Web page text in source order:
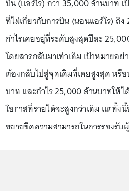
บิน (แอร์โร) กว่า 35,000 ล้านบาท
ที่ไม่เกี่ยวกับการบิน (นอนแอร์โร) ถึ
กำไรเคยอยู่ที่ระดับสูงสุดปีละ
โดยสารกลับมาเท่าเดิม เป้าหมายอ
ต้องกลับไปสู่จุดเดิมที่เคยสูงสุด หรื
บาท และกำไร 25,000 ล้านบาทให้
โอกาสที่รายได้จะสูงกว่าเดิม แต่ทั้ง
ขยายขีดความสามารถในการรองรับ